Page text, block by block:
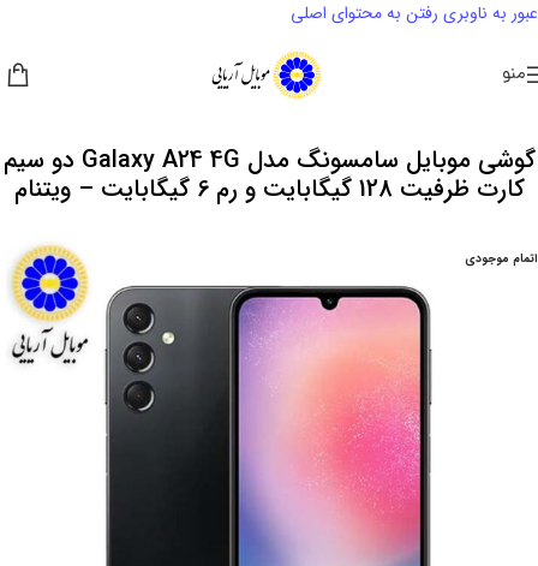
عبور به ناوبری رفتن به محتوای اصلی
منو
گوشی موبایل سامسونگ مدل Galaxy A24 4G دو سیم
کارت ظرفیت 128 گیگابایت و رم 6 گیگابایت – ویتنام
اتمام موجودی